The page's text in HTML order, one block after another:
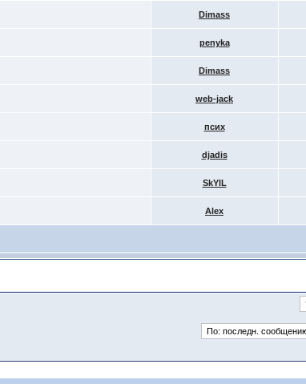
Dimass
penyka
Dimass
web-jack
псих
djadis
SkYlL
Alex